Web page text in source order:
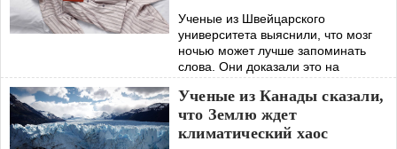
Ученые из Швейцарского
университета выяснили, что мозг
ночью может лучше запоминать
слова. Они доказали это на
практике.
Ученые из Канады сказали,
что Землю ждет
климатический хаос